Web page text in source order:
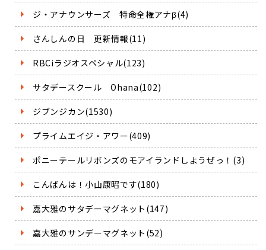
ジ・アナウンサーズ 特命全権アナβ(4)
さんしんの日 更新情報(11)
RBCiラジオスペシャル(123)
サタデースクール Ohana(102)
ジブンジカン(1530)
プライムエイジ・アワー(409)
ポニーテールリボンズのモアイランドしようぜっ！(3)
こんばんは！小山康昭です(180)
嘉大雅のサタデーマグネット(147)
嘉大雅のサンデーマグネット(52)